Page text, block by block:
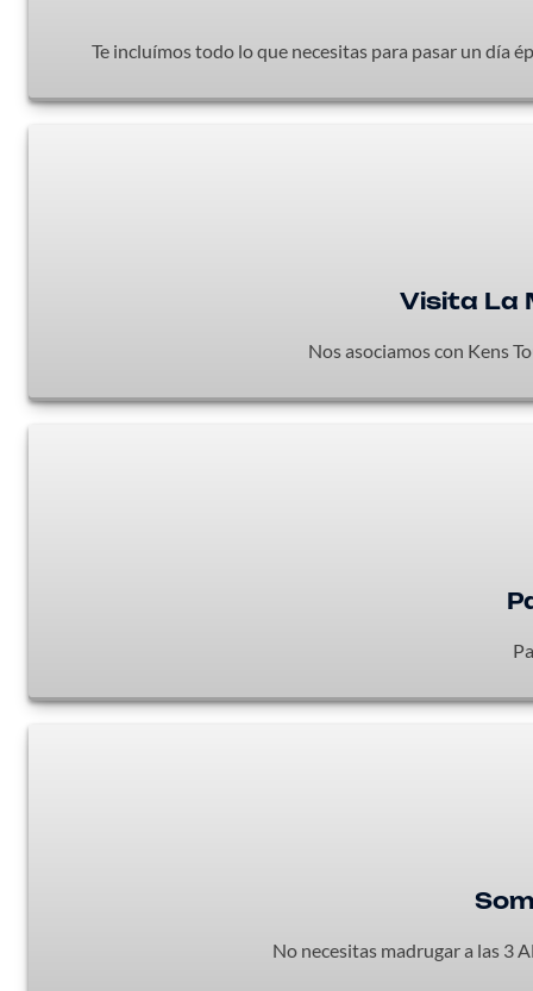
Te incluímos todo lo que necesitas para pasar un día
Visita La
Nos asociamos con Kens
No necesitas madrugar a las 3